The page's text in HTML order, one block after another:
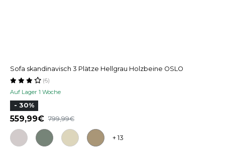
Sofa skandinavisch 3 Plätze Hellgrau Holzbeine OSLO
Auf Lager 1 Woche
(6)
- 30%
559,99 799,99
+ 13